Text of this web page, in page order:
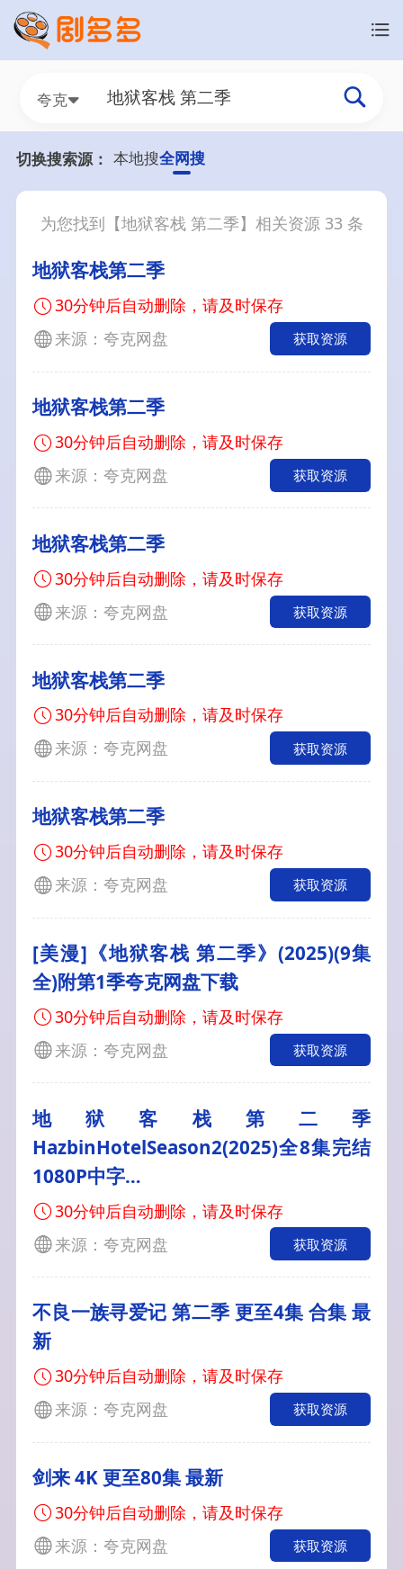
夸克
切换搜索源： 本地搜全网搜
为您找到【地狱客栈 第二季】相关资源33 条
地狱客栈第二季
30分钟后自动删除，请及时保存
来源：夸克网盘
获取资源
地狱客栈第二季
30分钟后自动删除，请及时保存
来源：夸克网盘
获取资源
地狱客栈第二季
30分钟后自动删除，请及时保存
来源：夸克网盘
获取资源
地狱客栈第二季
30分钟后自动删除，请及时保存
来源：夸克网盘
获取资源
地狱客栈第二季
30分钟后自动删除，请及时保存
来源：夸克网盘
获取资源
[美漫]《地狱客栈 第二季》(2025)(9集
全)附第1季夸克网盘下载
30分钟后自动删除，请及时保存
来源：夸克网盘
获取资源
地狱客栈第二季
HazbinHotelSeason2(2025)全8集完结
1080P中字…
30分钟后自动删除，请及时保存
来源：夸克网盘
获取资源
不良一族寻爱记 第二季 更至4集 合集 最
新
30分钟后自动删除，请及时保存
来源：夸克网盘
获取资源
剑来 4K 更至80集 最新
30分钟后自动删除，请及时保存
来源：夸克网盘
获取资源